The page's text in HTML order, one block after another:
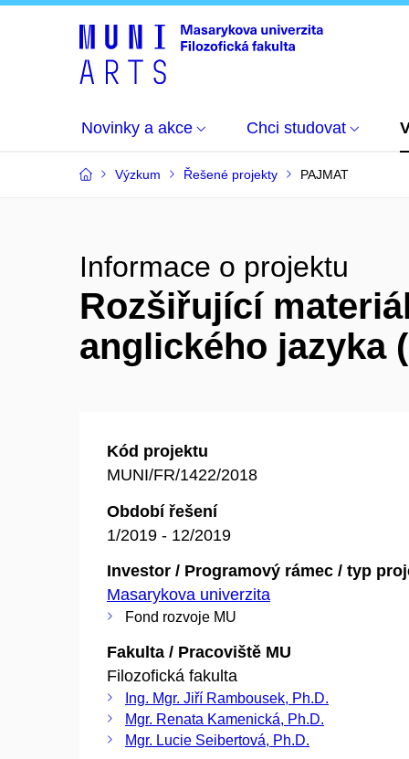
Novinky a akce Chci studovat
Výzkum Řešené projekty PAJMAT
Informace o projektu
Rozšiřující
anglického jazyka
Kód projektu
MUNI/FR/1422/2018
Období řešení
1/2019 - 12/2019
Investor / Programový rámec / typ
Masarykova univerzita
Fond rozvoje MU
Fakulta / Pracoviště MU
Filozofická fakulta
Ing. Mgr. Jiří Rambousek, Ph.D.
Mgr. Renata Kamenická, Ph.D.
Mgr. Lucie Seibertová, Ph.D.